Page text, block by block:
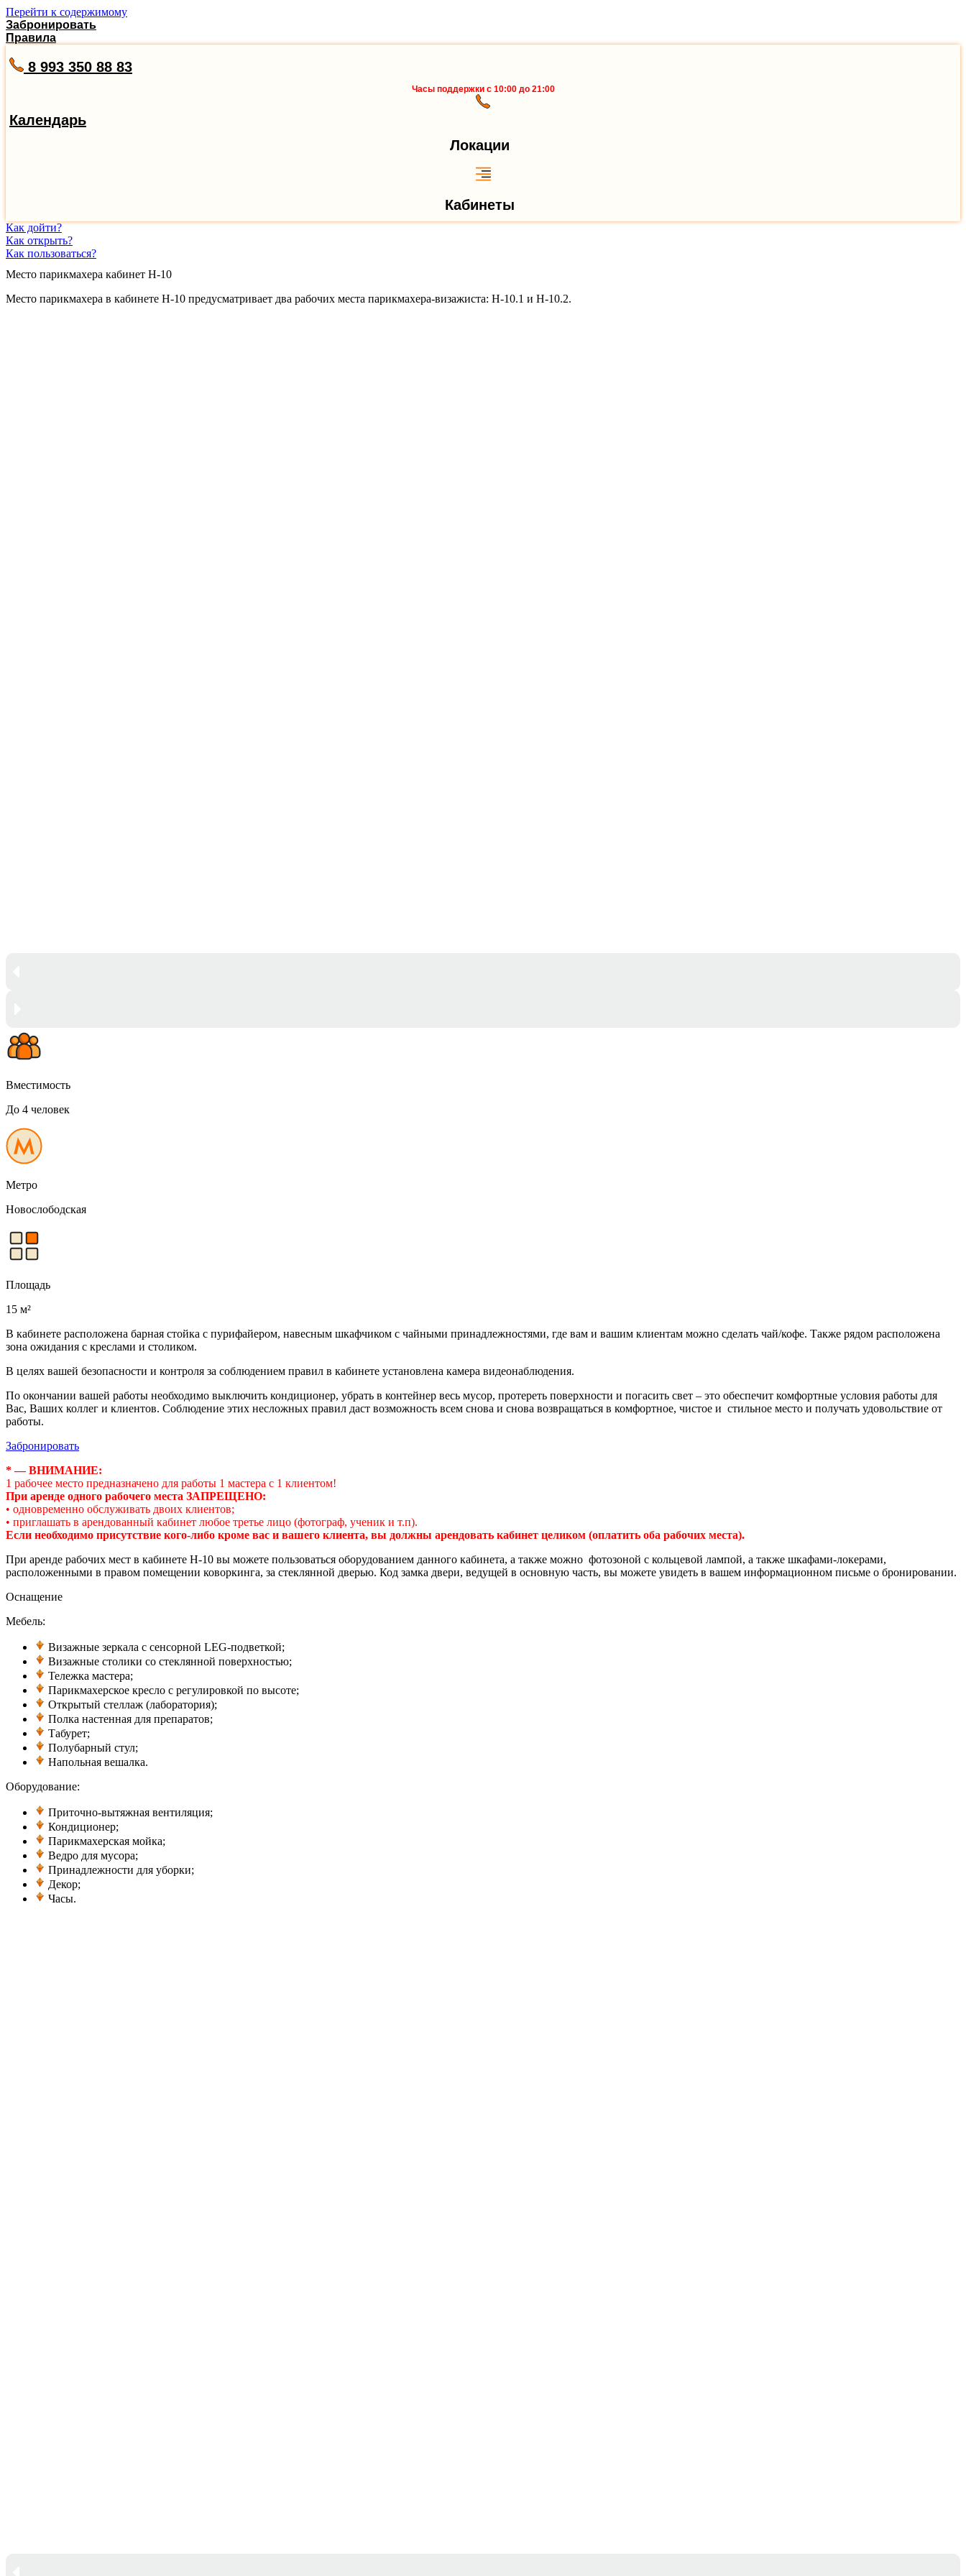
Перейти к содержимому
Забронировать
Правила
8 993 350 88 83
Часы поддержки с 10:00 до 21:00
Календарь
Локации
Кабинеты
Как дойти?
Как открыть?
Как пользоваться?
Место парикмахера кабинет Н-10
Место парикмахера в кабинете Н-10 предусматривает два рабочих места парикмахера-визажиста: Н-10.1 и Н-10.2.
Вместимость
До 4 человек
Метро
Новослободская
Площадь
15 м²
В кабинете расположена барная стойка с пурифайером, навесным шкафчиком с чайными принадлежностями, где вам и вашим клиентам можно сделать чай/кофе. Также рядом расположена
зона ожидания с креслами и столиком.
В целях вашей безопасности и контроля за соблюдением правил в кабинете установлена камера видеонаблюдения.
По окончании вашей работы необходимо выключить кондиционер, убрать в контейнер весь мусор, протереть поверхности и погасить свет – это обеспечит комфортные условия работы для
Вас, Ваших коллег и клиентов. Соблюдение этих несложных правил даст возможность всем снова и снова возвращаться в комфортное, чистое и стильное место и получать удовольствие от
работы.
Забронировать
* — ВНИМАНИЕ:
1 рабочее место предназначено для работы 1 мастера с 1 клиентом!
При аренде одного рабочего места ЗАПРЕЩЕНО:
• одновременно обслуживать двоих клиентов;
• приглашать в арендованный кабинет любое третье лицо (фотограф, ученик и т.п).
Если необходимо присутствие кого-либо кроме вас и вашего клиента, вы должны арендовать кабинет целиком (оплатить оба рабочих места).
При аренде рабочих мест в кабинете Н-10 вы можете пользоваться оборудованием данного кабинета, а также можно фотозоной с кольцевой лампой, а также шкафами-локерами,
расположенными в правом помещении коворкинга, за стеклянной дверью. Код замка двери, ведущей в основную часть, вы можете увидеть в вашем информационном письме о бронировании.
Оснащение
Мебель:
Визажные зеркала с сенсорной LEG-подветкой;
Визажные столики со стеклянной поверхностью;
Тележка мастера;
Парикмахерское кресло с регулировкой по высоте;
Открытый стеллаж (лаборатория);
Полка настенная для препаратов;
Табурет;
Полубарный стул;
Напольная вешалка.
Оборудование:
Приточно-вытяжная вентиляция;
Кондиционер;
Парикмахерская мойка;
Ведро для мусора;
Принадлежности для уборки;
Декор;
Часы.